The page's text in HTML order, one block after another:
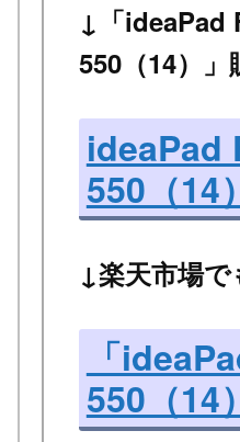
↓「ideaPad
550（14）
ideaPad
550（14）
↓楽天市場で
「
550（14